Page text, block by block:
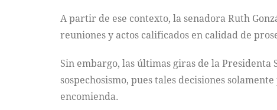
A partir de ese contexto, la senadora Ruth
reuniones y actos calificados en calidad de
Sin embargo, las últimas giras de la Presidenta
sospechosismo, pues tales decisiones
encomienda.